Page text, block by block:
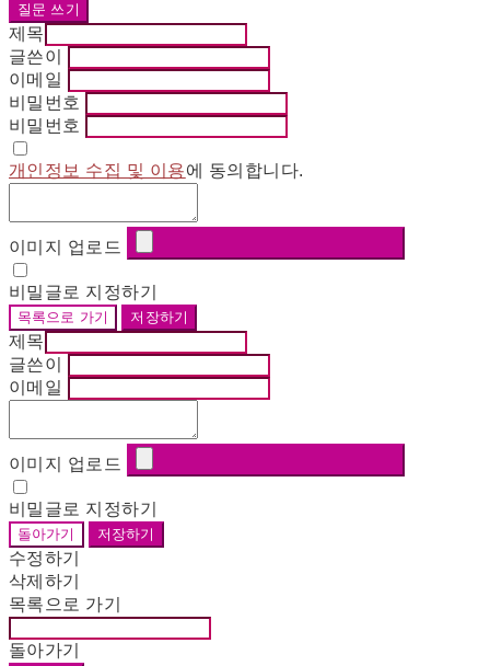
질문 쓰기
제목
글쓴이
이메일
비밀번호
비밀번호
개인정보 수집 및 이용에 동의합니다.
이미지 업로드
비밀글로 지정하기
목록으로 가기 저장하기
제목
글쓴이
이메일
이미지 업로드
비밀글로 지정하기
돌아가기 저장하기
수정하기
삭제하기
목록으로 가기
돌아가기